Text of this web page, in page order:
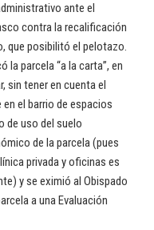
ante el
contra la recalificación
que posibilitó el pelotazo.
parcela “a la carta”, en
sin tener en cuenta el
el barrio de espacios
de uso del suelo
de la parcela (pues
privada y oficinas es
y se eximió al Obispado
a una Evaluación